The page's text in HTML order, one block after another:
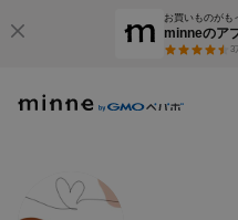
お買いものがも
minneのア
3